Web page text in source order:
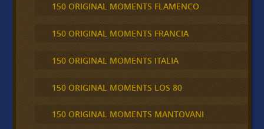
150 ORIGINAL MOMENTS FLAMENCO
150 ORIGINAL MOMENTS FRANCIA
150 ORIGINAL MOMENTS ITALIA
150 ORIGINAL MOMENTS LOS 80
150 ORIGINAL MOMENTS MANTOVANI